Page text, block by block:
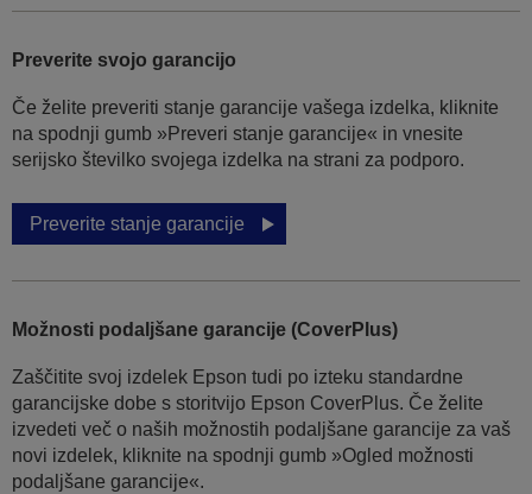
Preverite svojo garancijo
Če želite preveriti stanje garancije vašega izdelka, kliknite
na spodnji gumb »Preveri stanje garancije« in vnesite
serijsko številko svojega izdelka na strani za podporo.
Preverite stanje garancije
Možnosti podaljšane garancije (CoverPlus)
Zaščitite svoj izdelek Epson tudi po izteku standardne
garancijske dobe s storitvijo Epson CoverPlus. Če želite
izvedeti več o naših možnostih podaljšane garancije za vaš
novi izdelek, kliknite na spodnji gumb »Ogled možnosti
podaljšane garancije«.